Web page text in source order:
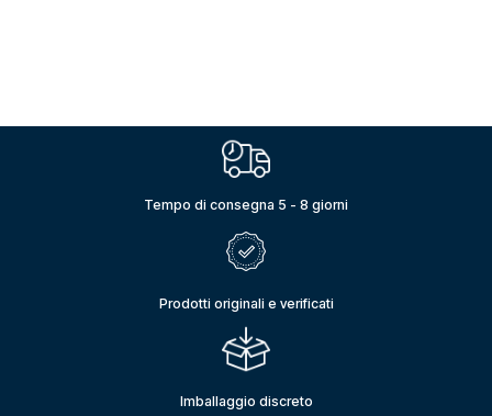
Tempo di consegna 5 - 8 giorni
Prodotti originali e verificati
Imballaggio discreto